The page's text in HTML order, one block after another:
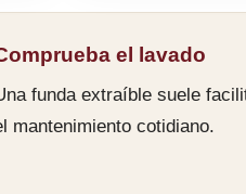
el lavado
funda extraíble suele
mantenimiento cotidiano.